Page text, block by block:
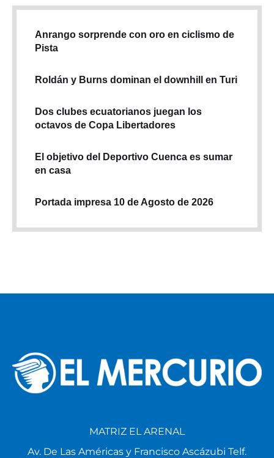
Anrango sorprende con oro en ciclismo de
Pista
Roldán y Burns dominan el downhill en Turi
Dos clubes ecuatorianos juegan los
octavos de Copa Libertadores
El objetivo del Deportivo Cuenca es sumar
en casa
Portada impresa 10 de Agosto de 2026
MATRIZ EL ARENAL
Av. De Las Américas y Francisco Ascázubi Telf.